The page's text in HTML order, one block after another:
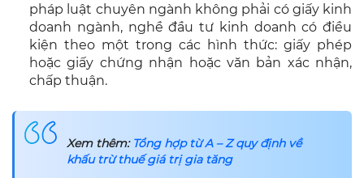
pháp luật chuyên ngành không phải có giấy kinh
doanh ngành, nghề đầu tư kinh doanh có điều
kiện theo một trong các hình thức: giấy phép
hoặc giấy chứng nhận hoặc văn bản xác nhận,
chấp thuận.
Xem thêm: Tổng hợp từ A – Z quy định về
khấu trừ thuế giá trị gia tăng